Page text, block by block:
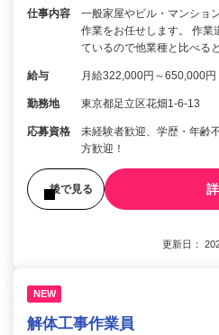
仕事内容
一般家屋やビル・マンショ
作業をお任せします。 作業
ているので他業種と比べる
給与 月給322,000円～650,000円
勤務地 東京都足立区花畑1-6-13
応募資格
未経験者歓迎、学歴・年齢
方歓迎！
後で見る
更新日：
NEW
解体工事作業員